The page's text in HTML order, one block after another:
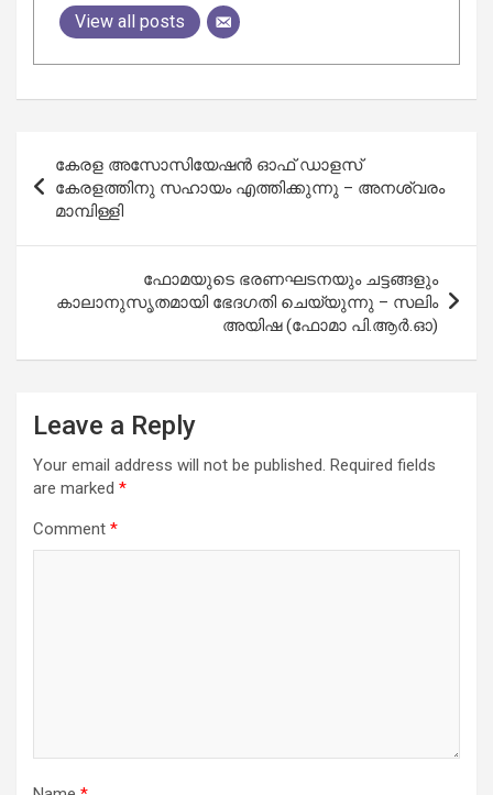
View all posts
navigation
കേരള അസോസിയേഷന്‍ ഓഫ് ഡാളസ്
കേരളത്തിനു സഹായം എത്തിക്കുന്നു – അനശ്വരം
മാമ്പിള്ളി
ഫോമയുടെ ഭരണഘടനയും ചട്ടങ്ങളും
കാലാനുസൃതമായി ഭേദഗതി ചെയ്യുന്നു – സലിം
അയിഷ (ഫോമാ പി.ആര്‍.ഓ)
Leave a Reply
Your email address will not be published. Required fields
are marked *
Comment *